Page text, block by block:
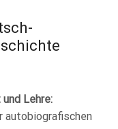
Lehre:
autobiografischen